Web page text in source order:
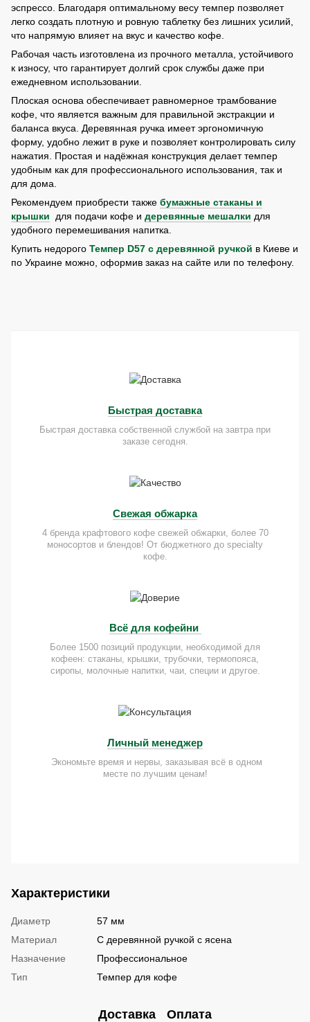
эспрессо. Благодаря оптимальному весу темпер позволяет
легко создать плотную и ровную таблетку без лишних усилий,
что напрямую влияет на вкус и качество кофе.
Рабочая часть изготовлена из прочного металла, устойчивого
к износу, что гарантирует долгий срок службы даже при
ежедневном использовании.
Плоская основа обеспечивает равномерное трамбование
кофе, что является важным для правильной экстракции и
баланса вкуса. Деревянная ручка имеет эргономичную
форму, удобно лежит в руке и позволяет контролировать силу
нажатия. Простая и надёжная конструкция делает темпер
удобным как для профессионального использования, так и
для дома.
Рекомендуем приобрести также бумажные стаканы и
крышки
для подачи кофе и деревянные мешалки для
удобного перемешивания напитка.
Купить недорого Темпер D57 с деревянной ручкой в Киеве и
по Украине можно, оформив заказ на сайте или по телефону.
Быстрая доставка
Быстрая доставка собственной службой на завтра при
заказе сегодня.
Свежая обжарка
4 бренда крафтового кофе свежей обжарки, более 70
моносортов и блендов! От бюджетного до specialty
кофе.
Всё для кофейни
Более 1500 позиций продукции, необходимой для
кофеен: стаканы, крышки, трубочки, термопояса,
сиропы, молочные напитки, чаи, специи и другое.
Личный менеджер
Экономьте время и нервы, заказывая всё в одном
месте по лучшим ценам!
Характеристики
Диаметр
57 мм
Материал
С деревянной ручкой с ясена
Назначение
Профессиональное
Тип
Темпер для кофе
Доставка Оплата